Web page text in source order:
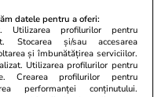
datele pentru a oferi:
Utilizarea profilurilor pentru
Stocarea și/sau accesarea
și îmbunătățirea serviciilor.
Utilizarea profilurilor pentru
Crearea profilurilor pentru
performanței conținutului.